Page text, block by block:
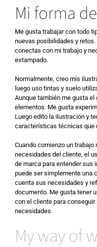
Mi forma
Me gusta trabajar con todo
nuevas posibilidades y
conectas con mi trabajo y
estampado.
Normalmente, creo mis
luego uso tintas y suelo
Aunque también me gusta
elementos. Me gusta
Luego edito la ilustración y
características técnicas que
Cuando comienzo un trabajo
necesidades del cliente, el
de marca para entender sus
puede ser simplemente una
cuenta sus necesidades y
documento. Me gusta tener
con el cliente para
necesidades.
My way of